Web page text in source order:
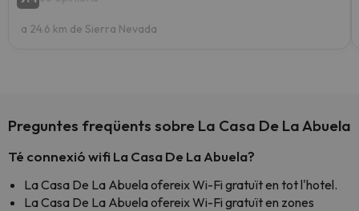
a 24.6 km de Sierra Nevada
Preguntes freqüents sobre La Casa De La Abuela
Té connexió wifi La Casa De La Abuela?
La Casa De La Abuela ofereix Wi-Fi gratuït en tot l'hotel.
La Casa De La Abuela ofereix Wi-Fi gratuït en zones